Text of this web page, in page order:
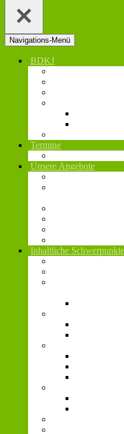
Navigations-Menü
BDKJ
Termine
Unsere Angebote
Inhaltliche Schwerpunkte